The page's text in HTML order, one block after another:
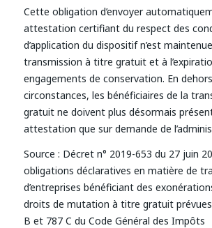
Cette obligation d’envoyer
attestation certifiant du respect des
d’application du dispositif n’est
transmission à titre gratuit et à
engagements de conservation. En
circonstances, les bénéficiaires de la
gratuit ne doivent plus désormais
attestation que sur demande de
Source : Décret n° 2019-653 du 27 juin
obligations déclaratives en matière de
d’entreprises bénéficiant des
droits de mutation à titre gratuit
B et 787 C du Code Général des Impôts